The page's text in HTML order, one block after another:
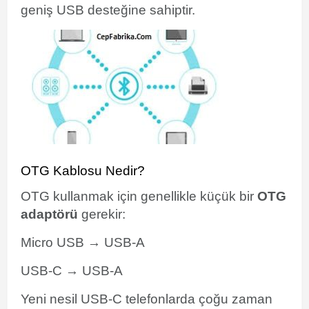
geniş USB desteğine sahiptir.
OTG Kablosu Nedir?
OTG kullanmak için genellikle küçük bir OTG
adaptörü gerekir:
Micro USB → USB-A
USB-C → USB-A
Yeni nesil USB-C telefonlarda çoğu zaman